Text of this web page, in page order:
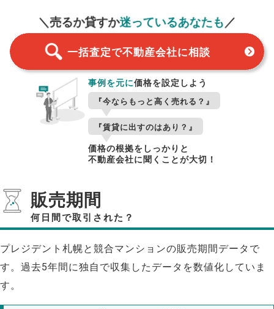
＼売るか貸すか迷っているあなたも／
一括査定で不動産会社に相談
事例を元に価格を設定しよう
『今ならもっと高く売れる？』
『賃貸に出すのはあり？』
価格の根拠をしっかりと
不動産会社に聞くことが大切！
販売期間
何日間で取引された？
プレジデント札幌と競合マンションの販売期間データで
す。過去5年間に独自で収集したデータを数値化していま
す。